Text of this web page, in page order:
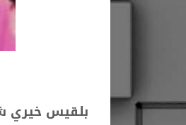
بلقيس خيري